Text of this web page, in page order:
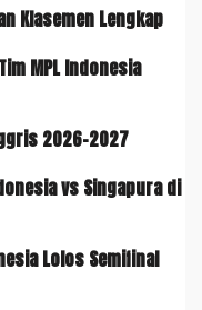
Klasemen Lengkap
MPL Indonesia
2026-2027
vs Singapura di
Lolos Semifinal